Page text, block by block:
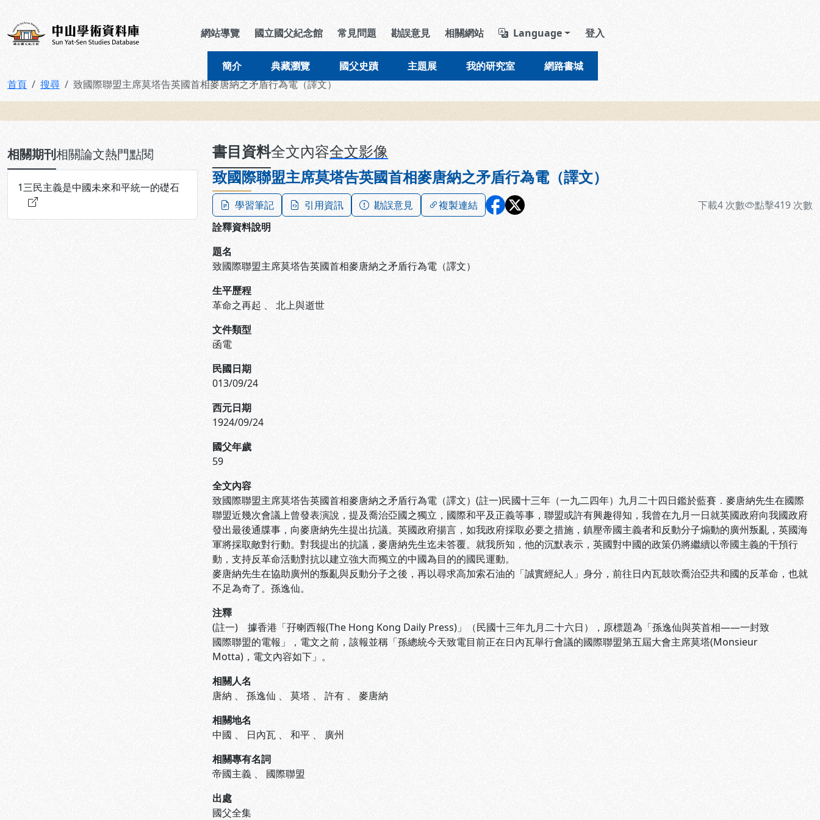
中山學術資料庫 導覽列區塊
網站導覽 國立國父紀念館 常見問題 勘誤意見 相關網站 Language 登入
簡介 典藏瀏覽 國父史蹟 主題展 我的研究室 網路書城
首頁 搜尋 致國際聯盟主席莫塔告英國首相麥唐納之矛盾行為電（譯文）
相關期刊相關論文熱門點閱
1三民主義是中國未來和平統一的礎石
書目資料全文內容全文影像
致國際聯盟主席莫塔告英國首相麥唐納之矛盾行為電（譯文）
學習筆記 引用資訊 勘誤意見 複製連結 下載4 次數 點擊419 次數
詮釋資料說明
題名
致國際聯盟主席莫塔告英國首相麥唐納之矛盾行為電（譯文）
生平歷程
革命之再起 、 北上與逝世
文件類型
函電
民國日期
013/09/24
西元日期
1924/09/24
國父年歲
59
全文內容
致國際聯盟主席莫塔告英國首相麥唐納之矛盾行為電（譯文）(註一)民國十三年（一九二四年）九月二十四日鑑於藍賽．麥唐納先生在國際
聯盟近幾次會議上曾發表演說，提及喬治亞國之獨立，國際和平及正義等事，聯盟或許有興趣得知，我曾在九月一日就英國政府向我國政府
發出最後通牒事，向麥唐納先生提出抗議。英國政府揚言，如我政府採取必要之措施，鎮壓帝國主義者和反動分子煽動的廣州叛亂，英國海
軍將採取敵對行動。對我提出的抗議，麥唐納先生迄未答覆。就我所知，他的沉默表示，英國對中國的政策仍將繼續以帝國主義的干預行
動，支持反革命活動對抗以建立強大而獨立的中國為目的的國民運動。
麥唐納先生在協助廣州的叛亂與反動分子之後，再以尋求高加索石油的「誠實經紀人」身分，前往日內瓦鼓吹喬治亞共和國的反革命，也就
不足為奇了。孫逸仙。
注釋
(註一) 據香港「孖喇西報(The Hong Kong Daily Press)」（民國十三年九月二十六日），原標題為「孫逸仙與英首相――一封致
國際聯盟的電報」，電文之前，該報並稱「孫總統今天致電目前正在日內瓦舉行會議的國際聯盟第五屆大會主席莫塔(Monsieur
Motta)，電文內容如下」。
相關人名
唐納 、 孫逸仙 、 莫塔 、 許有 、 麥唐納
相關地名
中國 、 日內瓦 、 和平 、 廣州
相關專有名詞
帝國主義 、 國際聯盟
出處
國父全集